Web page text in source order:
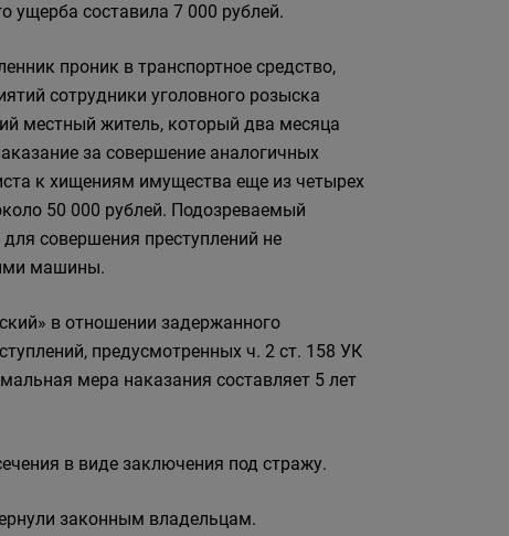
ущерба составила 7 000 рублей.
проник в транспортное средство,
сотрудники уголовного розыска
местный житель, который два месяца
за совершение аналогичных
к хищениям имущества еще из четырех
50 000 рублей. Подозреваемый
совершения преступлений не
машины.
в отношении задержанного
предусмотренных ч. 2 ст. 158 УК
мера наказания составляет 5 лет
в виде заключения под стражу.
законным владельцам.